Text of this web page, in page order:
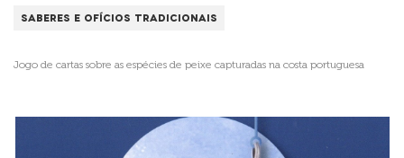
Saberes e Ofícios Tradicionais
Jogo de cartas sobre as espécies de peixe capturadas na costa portuguesa